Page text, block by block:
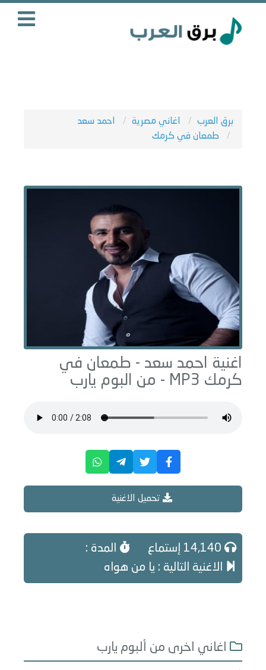
برق العرب اغاني مصرية
احمد سعد
طمعان في كرمك
اغنية احمد سعد - طمعان في
كرمك
يارب
تحميل الاغنية
المدة :
الاغنية التالية : يا من هواه
اغاني اخرى من ألبوم يارب